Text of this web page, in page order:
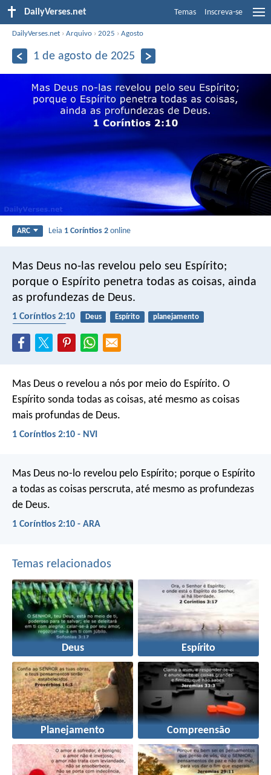
DailyVerses.net Temas Inscreva-se
DailyVerses.net ›Arquivo ›2025 ›Agosto
1 de agosto de 2025
ARC Leia 1 Coríntios 2 online
Mas Deus no-las revelou pelo seu Espírito;
porque o Espírito penetra todas as coisas, ainda
as profundezas de Deus.
1 Coríntios 2:10 Deus Espírito
planejamento
Mas Deus o revelou a nós por meio do Espírito. O
Espírito sonda todas as coisas, até mesmo as coisas
mais profundas de Deus.
1 Coríntios 2:10 - NVI
Mas Deus no-lo revelou pelo Espírito; porque o Espírito
a todas as coisas perscruta, até mesmo as profundezas
de Deus.
1 Coríntios 2:10 - ARA
Temas relacionados
Deus Espírito
Planejamento Compreensão